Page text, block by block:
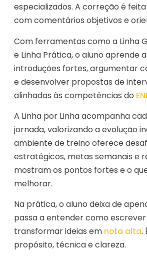
especializados. A correção é
com comentários objetivos e
Com ferramentas como a Linha
e Linha Prática, o aluno aprende
introduções fortes, argumentar
e desenvolver propostas de
alinhadas às competências do
A Linha por Linha acompanha
jornada, valorizando a evolução
ambiente de treino oferece
estratégicos, metas semanais e
mostram os pontos fortes e o
melhorar.
Na prática, o aluno deixa de
passa a entender como
transformar ideias em nota alta.
propósito, técnica e clareza.